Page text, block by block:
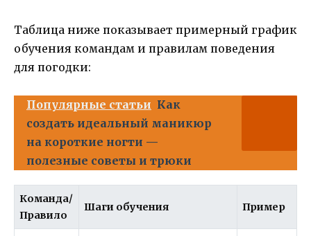
Таблица ниже показывает примерный график
обучения командам и правилам поведения
для погодки:
Популярные статьи Как
создать идеальный маникюр
на короткие ногти —
полезные советы и трюки
Команда/
Правило
Шаги обучения Пример